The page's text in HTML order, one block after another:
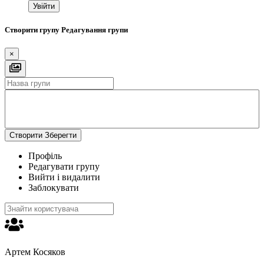
Увійти
Створити групу Редагування групи
×
Створити Зберегти
Профіль
Редагувати групу
Вийти і видалити
Заблокувати
Артем Косяков